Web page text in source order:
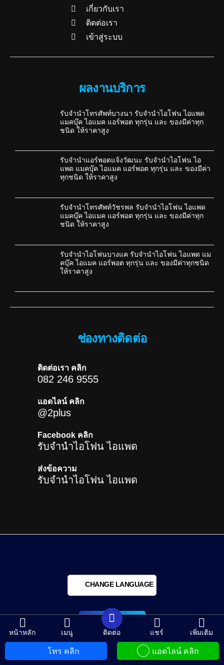
เกี่ยวกับเรา
ติดต่อเรา
เข้าสู่ระบบ
ผลงานบริการ
รับจำนำโทรศัพท์บางนา รับจำนำไอโฟน ไอแพด
แมคบุ๊ค ไอแมค แอร์พอต ทุกรุ่น และ ของมีค่าทุก
ชนิด ให้ราคาสูง
รับจำนำแอร์พอตแจ้งวัฒนะ รับจำนำไอโฟน ไอ
แพด แมคบุ๊ค ไอแมค แอร์พอต ทุกรุ่น และ ของมีค่า
ทุกชนิด ให้ราคาสูง
รับจำนำโทรศัพท์วัชรพล รับจำนำไอโฟน ไอแพด
แมคบุ๊ค ไอแมค แอร์พอต ทุกรุ่น และ ของมีค่าทุก
ชนิด ให้ราคาสูง
รับจำนำไอโฟนบางแค รับจำนำไอโฟน ไอแพด แม
คบุ๊ค ไอแมค แอร์พอต ทุกรุ่น และ ของมีค่าทุกชนิด
ให้ราคาสูง
ช่องทางติดต่อ
ติดต่อเรา คลิก
082 246 9555
แอดไลน์ คลิก
@2plus
Facebook คลิก
รับจำนำไอโฟน ไอแพด
ส่งข้อความ
รับจำนำไอโฟน ไอแพด
Copyright © รับจำนำไอโฟน.com
CHANGE LANGUAGE
กลับด้านบน
หน้าหลัก เมนู ติดต่อ แชร์ เพิ่มเติม
โทร คลิก แอดไลน์ คลิก